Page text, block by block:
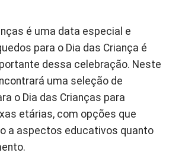
é uma data especial e
para o Dia das Criança é
dessa celebração. Neste
uma seleção de
o Dia das Crianças para
etárias, com opções que
a aspectos educativos quanto